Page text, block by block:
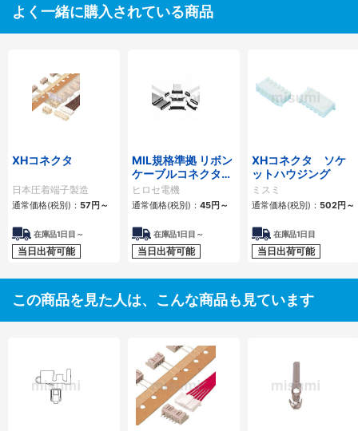
よく一緒に購入されている商品
XHコネクタ
日本圧着端子製造
通常価格(税別)： 57円 ～
在庫品1日目～
当日出荷可能
MIL規格準拠 リボン
ケーブルコネクタ
HIF3Bシリーズ
ヒロセ電機
通常価格(税別)： 45円 ～
在庫品1日目～
当日出荷可能
XHコネクタ ソケ
ットハウジング
ミスミ
通常価格(税別)： 502円 ～
在庫品1日目
当日出荷可能
この商品を見た人は、こんな商品も見ています